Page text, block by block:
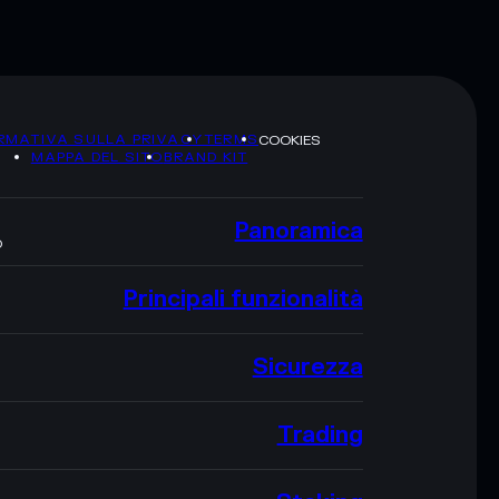
SULLA PRIVACYTERMSCOOKIES
MAPPA DEL SITOBRAND KIT
Panoramica
Principali funzionalità
Sicurezza
Trading